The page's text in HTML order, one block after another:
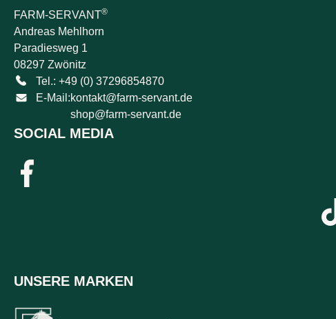
FARM-SERVANT®
Andreas Mehlhorn
Paradiesweg 1
08297 Zwönitz
Tel.: +49 (0) 37296854870
E-Mail:kontakt@farm-servant.de
shop@farm-servant.de
SOCIAL MEDIA
UNSERE MARKEN